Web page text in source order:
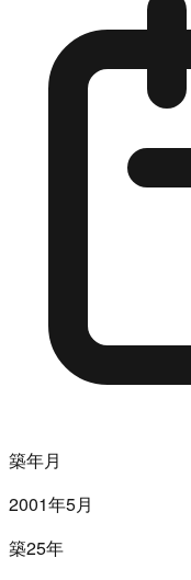
築年月
2001年5月
築25年